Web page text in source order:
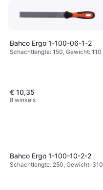
Bahco Ergo 1-100-06-1-2
Schachtlengte: 150, Gewicht: 110
€ 10,35
8 winkels
Bahco Ergo 1-100-10-2-2
Schachtlengte: 250, Gewicht: 310